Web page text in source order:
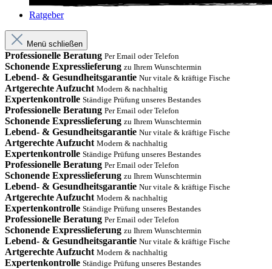
Ratgeber
Menü schließen
Professionelle Beratung Per Email oder Telefon
Schonende Expresslieferung zu Ihrem Wunschtermin
Lebend- & Gesundheitsgarantie Nur vitale & kräftige Fische
Artgerechte Aufzucht Modern & nachhaltig
Expertenkontrolle Ständige Prüfung unseres Bestandes
Professionelle Beratung Per Email oder Telefon
Schonende Expresslieferung zu Ihrem Wunschtermin
Lebend- & Gesundheitsgarantie Nur vitale & kräftige Fische
Artgerechte Aufzucht Modern & nachhaltig
Expertenkontrolle Ständige Prüfung unseres Bestandes
Professionelle Beratung Per Email oder Telefon
Schonende Expresslieferung zu Ihrem Wunschtermin
Lebend- & Gesundheitsgarantie Nur vitale & kräftige Fische
Artgerechte Aufzucht Modern & nachhaltig
Expertenkontrolle Ständige Prüfung unseres Bestandes
Professionelle Beratung Per Email oder Telefon
Schonende Expresslieferung zu Ihrem Wunschtermin
Lebend- & Gesundheitsgarantie Nur vitale & kräftige Fische
Artgerechte Aufzucht Modern & nachhaltig
Expertenkontrolle Ständige Prüfung unseres Bestandes